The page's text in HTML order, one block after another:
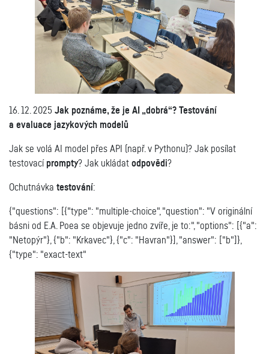
16. 12. 2025 Jak poznáme, že je AI „dobrá“? Testování
a evaluace jazykových modelů
Jak se volá AI model přes API (např. v Pythonu)? Jak posílat
testovací prompty? Jak ukládat odpovědi?
Ochutnávka testování:
{"questions": [{"type": "multiple-choice", "question": "V originální
básni od E.A. Poea se objevuje jedno zvíře, je to:", "options": [{"a":
"Netopýr"}, {"b": "Krkavec"}, {"c": "Havran"}], "answer": ["b"]},
{"type": "exact-text"